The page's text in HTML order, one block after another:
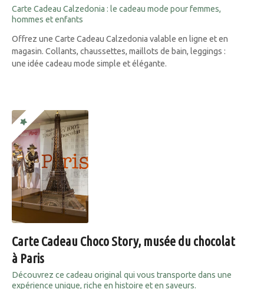
Carte Cadeau Calzedonia : le cadeau mode pour femmes,
hommes et enfants
Offrez une Carte Cadeau Calzedonia valable en ligne et en
magasin. Collants, chaussettes, maillots de bain, leggings :
une idée cadeau mode simple et élégante.
Carte Cadeau Choco Story, musée du chocolat
à Paris
Découvrez ce cadeau original qui vous transporte dans une
expérience unique, riche en histoire et en saveurs.